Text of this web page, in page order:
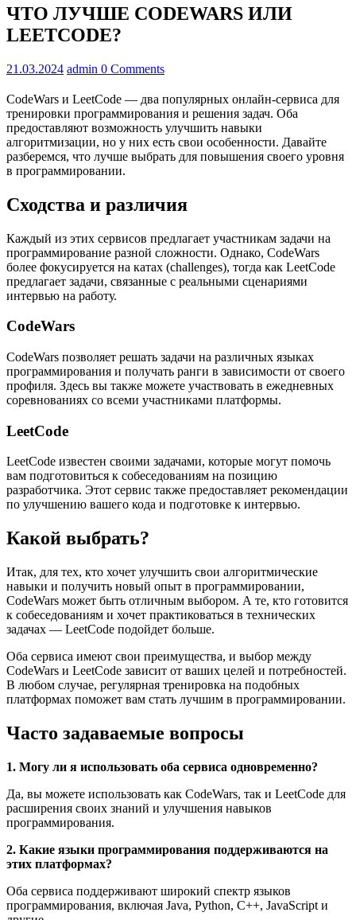
ЧТО ЛУЧШЕ CODEWARS ИЛИ
LEETCODE?
21.03.2024 admin 0 Comments
CodeWars и LeetCode — два популярных онлайн-сервиса для
тренировки программирования и решения задач. Оба
предоставляют возможность улучшить навыки
алгоритмизации, но у них есть свои особенности. Давайте
разберемся, что лучше выбрать для повышения своего уровня
в программировании.
Сходства и различия
Каждый из этих сервисов предлагает участникам задачи на
программирование разной сложности. Однако, CodeWars
более фокусируется на катах (challenges), тогда как LeetCode
предлагает задачи, связанные с реальными сценариями
интервью на работу.
CodeWars
CodeWars позволяет решать задачи на различных языках
программирования и получать ранги в зависимости от своего
профиля. Здесь вы также можете участвовать в ежедневных
соревнованиях со всеми участниками платформы.
LeetCode
LeetCode известен своими задачами, которые могут помочь
вам подготовиться к собеседованиям на позицию
разработчика. Этот сервис также предоставляет рекомендации
по улучшению вашего кода и подготовке к интервью.
Какой выбрать?
Итак, для тех, кто хочет улучшить свои алгоритмические
навыки и получить новый опыт в программировании,
CodeWars может быть отличным выбором. А те, кто готовится
к собеседованиям и хочет практиковаться в технических
задачах — LeetCode подойдет больше.
Оба сервиса имеют свои преимущества, и выбор между
CodeWars и LeetCode зависит от ваших целей и потребностей.
В любом случае, регулярная тренировка на подобных
платформах поможет вам стать лучшим в программировании.
Часто задаваемые вопросы
1. Могу ли я использовать оба сервиса одновременно?
Да, вы можете использовать как CodeWars, так и LeetCode для
расширения своих знаний и улучшения навыков
программирования.
2. Какие языки программирования поддерживаются на
этих платформах?
Оба сервиса поддерживают широкий спектр языков
программирования, включая Java, Python, C++, JavaScript и